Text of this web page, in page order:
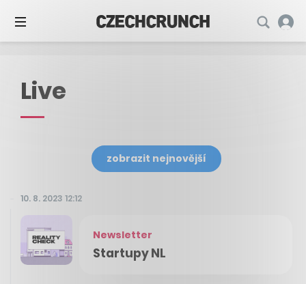
Live
zobrazit nejnovější
10. 8. 2023 12:12
Newsletter
Startupy NL